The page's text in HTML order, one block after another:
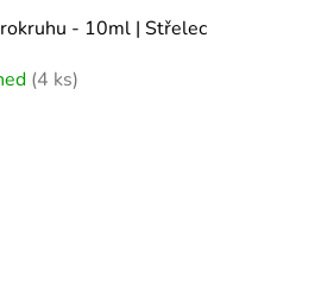
- 10ml | Střelec
(4 ks)